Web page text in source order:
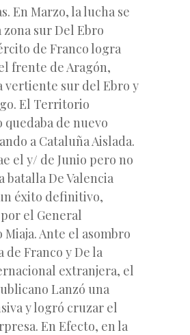
En Marzo, la lucha se
zona sur Del Ebro
de Franco logra
frente de Aragón,
vertiente sur del Ebro y
El Territorio
de nuevo
a Cataluña Aislada.
el y/ de Junio pero no
batalla De Valencia
éxito definitivo,
el General
Ante el asombro
de Franco y De la
extranjera, el
Lanzó una
y logró cruzar el
En Efecto, en la